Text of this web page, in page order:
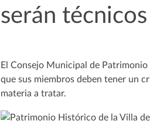
serán técnicos
El Consejo Municipal de
que sus miembros deben tener un
materia a tratar.